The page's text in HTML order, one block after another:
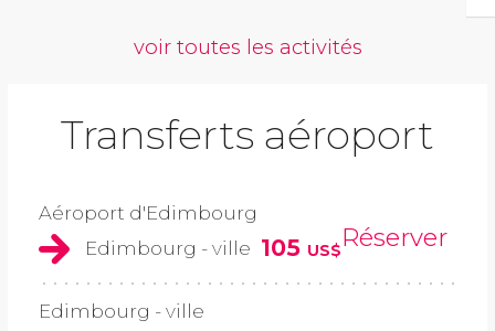
voir toutes les activités
Transferts aéroport
Aéroport d'Edimbourg
Edimbourg - ville 105 US$Réserver
Edimbourg - ville